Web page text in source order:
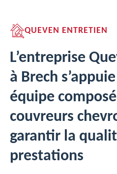
QUEVEN ENTRETIEN
L’entreprise
à Brech
équipe
couvreurs
garantir la
prestations